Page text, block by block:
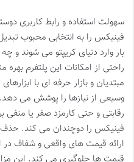
سهولت استفاده و رابط کاربری
فینیکس را به انتخابی محبوب
بار وارد دنیای کریپتو می شوند و
راحتی از امکانات این پلتفرم
مبتدیان و بازار حرفه ای با
وسیعی از نیازها را پوشش می دهد.
رقابتی و حتی کارمزد صفر یا
فینیکس را دوچندان می کند. حذف
ارائه قیمت های واقعی و شفاف